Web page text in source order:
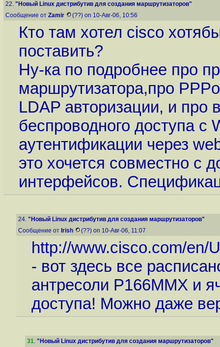
22. "Новый Linux дистрибутив для создания маршрутизаторов"
Сообщение от Zamir (??) on 10-Авг-06, 10:56
Кто там хотел cisco
поставить?
Ну-ка по подробнее про
маршрутизатора,про
LDAP авторизации, и про
беспроводного доступа с
аутентификации через
это хочется совместно с
интерфейсов.
24. "Новый Linux дистрибутив для создания маршрутизаторов"
Сообщение от Irish (??) on 10-Авг-06, 11:07
http://www.cisco.com/en/
- вот здесь все
антресоли P166MMX и
доступа! Можно даже
31. "Новый Linux дистрибутив для создания маршрутизаторов"